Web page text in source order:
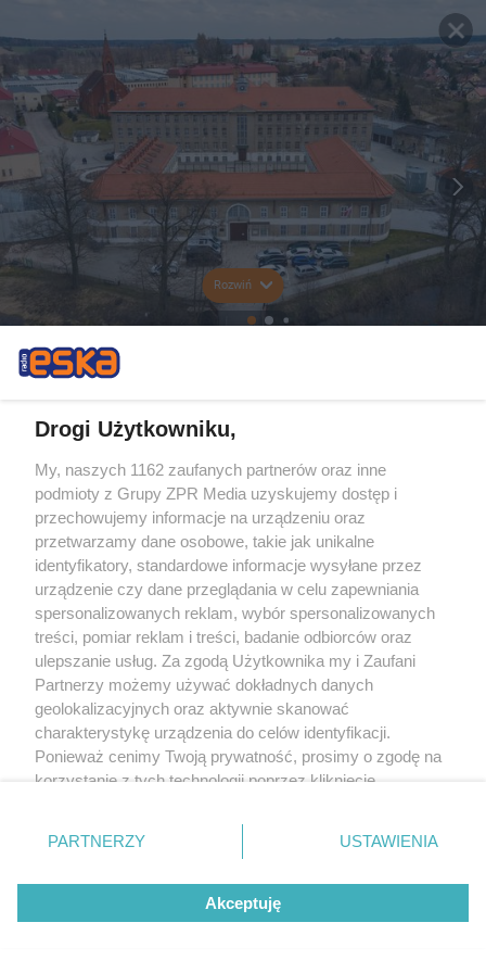
Rozwiń
Drogi Użytkowniku,
My, naszych 1162 zaufanych partnerów oraz inne
podmioty z Grupy ZPR Media uzyskujemy dostęp i
przechowujemy informacje na urządzeniu oraz
przetwarzamy dane osobowe, takie jak unikalne
identyfikatory, standardowe informacje wysyłane przez
urządzenie czy dane przeglądania w celu zapewniania
spersonalizowanych reklam, wybór spersonalizowanych
treści, pomiar reklam i treści, badanie odbiorców oraz
ulepszanie usług. Za zgodą Użytkownika my i Zaufani
Partnerzy możemy używać dokładnych danych
geolokalizacyjnych oraz aktywnie skanować
charakterystykę urządzenia do celów identyfikacji.
Ponieważ cenimy Twoją prywatność, prosimy o zgodę na
korzystanie z tych technologii poprzez kliknięcie
zmienić/wycofać klikając przycisk ustawień prywatności
znajdujący się w lewym dolnym rogu strony
rodzaje przetwarzania danych nie wymagają zgody
użytkownika, ale masz prawo sprzeciwić się takiemu
przetwarzaniu. Preferencje będą miały zastosowanie tylko
PARTNERZY USTAWIENIA
Akceptuję